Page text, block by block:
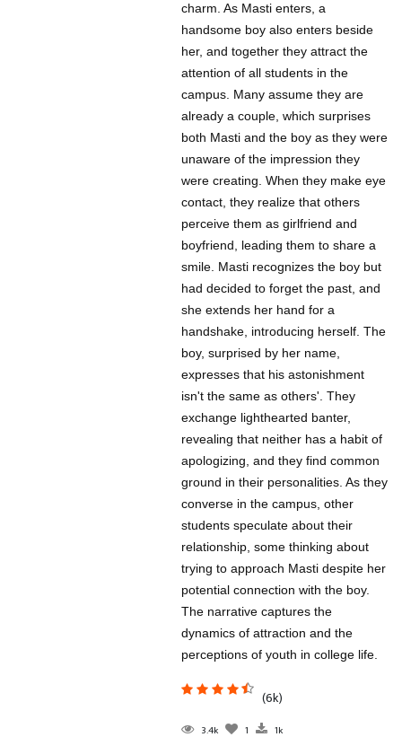
charm. As Masti enters, a
handsome boy also enters beside
her, and together they attract the
attention of all students in the
campus. Many assume they are
already a couple, which surprises
both Masti and the boy as they were
unaware of the impression they
were creating. When they make eye
contact, they realize that others
perceive them as girlfriend and
boyfriend, leading them to share a
smile. Masti recognizes the boy but
had decided to forget the past, and
she extends her hand for a
handshake, introducing herself. The
boy, surprised by her name,
expresses that his astonishment
isn't the same as others'. They
exchange lighthearted banter,
revealing that neither has a habit of
apologizing, and they find common
ground in their personalities. As they
converse in the campus, other
students speculate about their
relationship, some thinking about
trying to approach Masti despite her
potential connection with the boy.
The narrative captures the
dynamics of attraction and the
perceptions of youth in college life.
(6k)
3.4k 1 1k